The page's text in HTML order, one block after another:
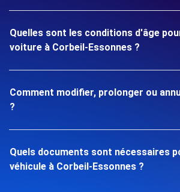
Quelles sont les conditions d'âge
voiture à Corbeil-Essonnes ?
Comment modifier, prolonger ou
?
Quels documents sont nécessaires
véhicule à Corbeil-Essonnes ?